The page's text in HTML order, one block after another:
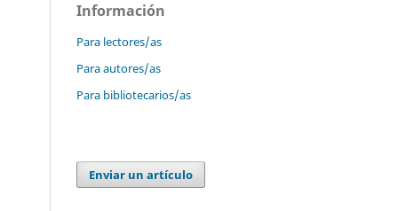
Información
Para lectores/as
Para autores/as
Para bibliotecarios/as
Enviar un artículo